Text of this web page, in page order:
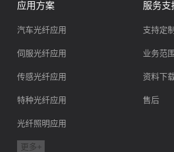
应用方案
汽车光纤应用
伺服光纤应用
传感光纤应用
特种光纤应用
光纤照明应用
更多+
服务支
支持定制
业务范围
资料下
售后